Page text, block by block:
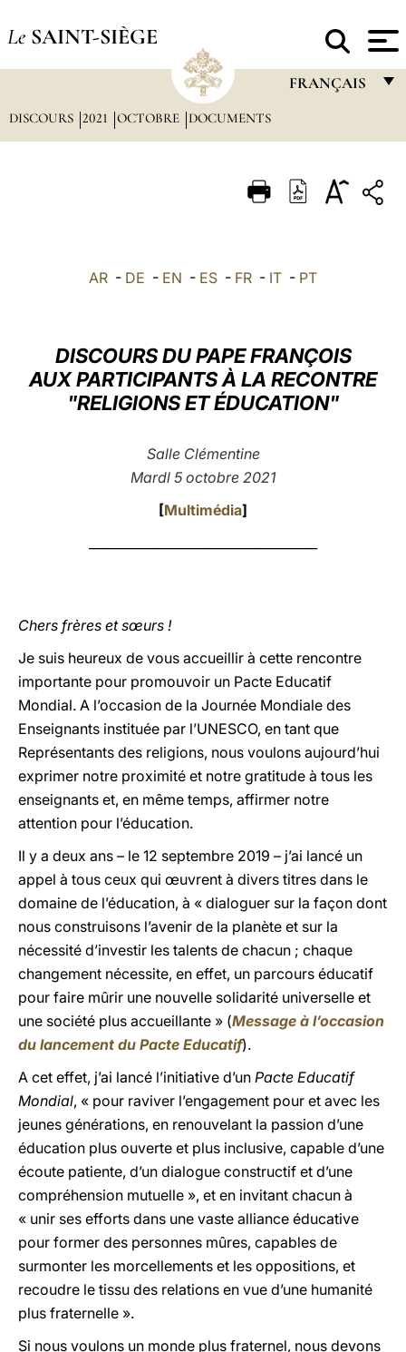
Le SAINT-SIÈGE
FRANÇAIS
ITALIANO
العربيّة
中文
DISCOURS 2021 OCTOBRE DOCUMENTS
AR - DE - EN - ES - FR - IT - PT
DISCOURS DU PAPE FRANÇOIS
AUX PARTICIPANTS À LA RECONTRE
"RELIGIONS ET ÉDUCATION"
Salle Clémentine
Mardl 5 octobre 2021
[Multimédia]
Chers frères et sœurs !
Je suis heureux de vous accueillir à cette rencontre
importante pour promouvoir un Pacte Educatif
Mondial. A l’occasion de la Journée Mondiale des
Enseignants instituée par l’UNESCO, en tant que
Représentants des religions, nous voulons aujourd’hui
exprimer notre proximité et notre gratitude à tous les
enseignants et, en même temps, affirmer notre
attention pour l’éducation.
Il y a deux ans – le 12 septembre 2019 – j’ai lancé un
appel à tous ceux qui œuvrent à divers titres dans le
domaine de l’éducation, à « dialoguer sur la façon dont
nous construisons l’avenir de la planète et sur la
nécessité d’investir les talents de chacun ; chaque
changement nécessite, en effet, un parcours éducatif
pour faire mûrir une nouvelle solidarité universelle et
une société plus accueillante » (Message à l’occasion
du lancement du Pacte Educatif).
A cet effet, j’ai lancé l’initiative d’un Pacte Educatif
Mondial, « pour raviver l’engagement pour et avec les
jeunes générations, en renouvelant la passion d’une
éducation plus ouverte et plus inclusive, capable d’une
écoute patiente, d’un dialogue constructif et d’une
compréhension mutuelle », et en invitant chacun à
« unir ses efforts dans une vaste alliance éducative
pour former des personnes mûres, capables de
surmonter les morcellements et les oppositions, et
recoudre le tissu des relations en vue d’une humanité
plus fraternelle ».
Si nous voulons un monde plus fraternel, nous devons